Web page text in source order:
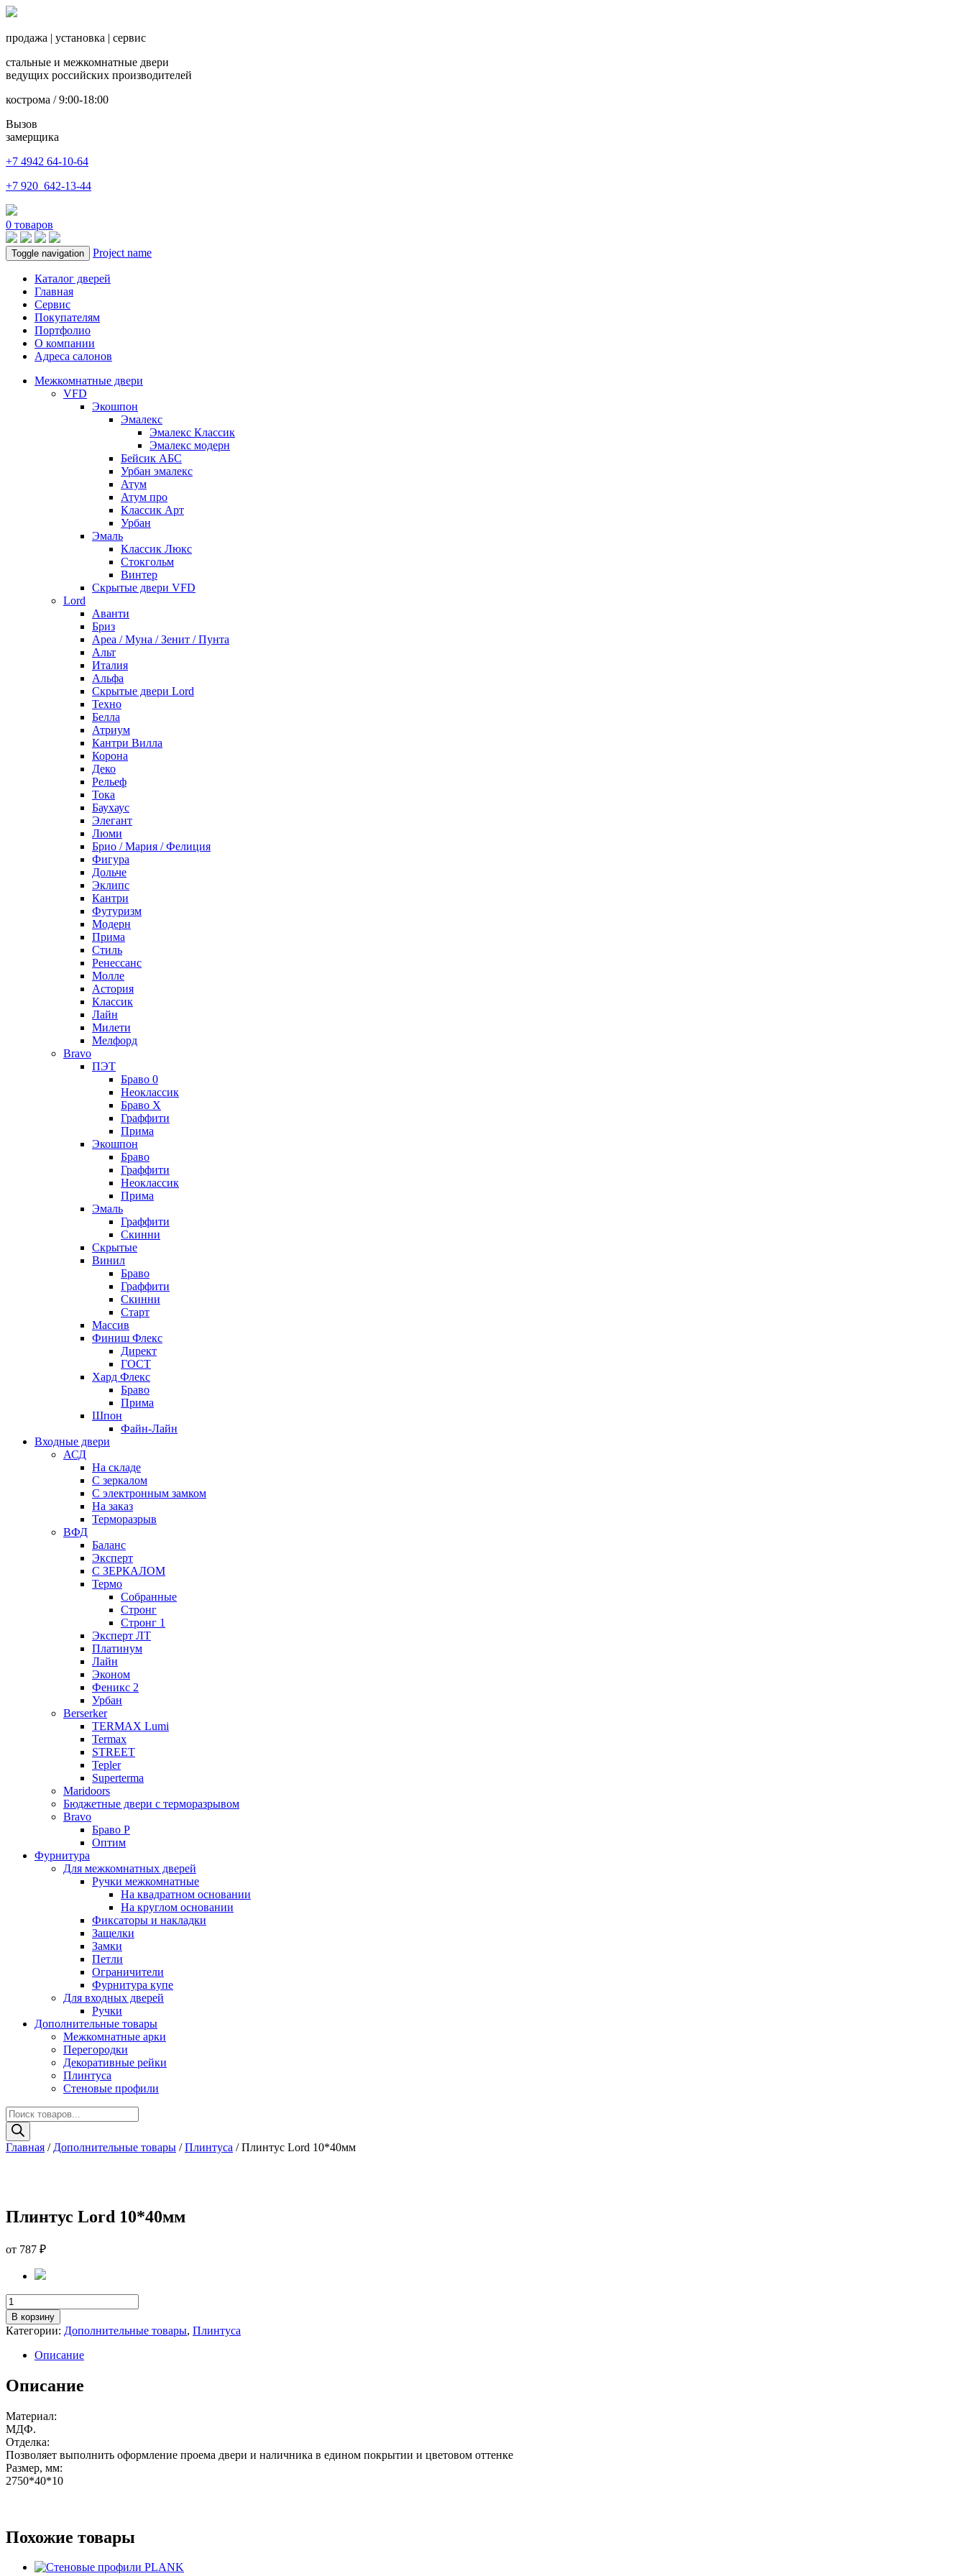
продажа | установка | сервис
стальные и межкомнатные двери
ведущих российских производителей
кострома / 9:00-18:00
Вызов
замерщика
+7 4942 64-10-64
+7 920 642-13-44
0 товаров
Toggle navigation Project name
Каталог дверей
Главная
Сервис
Покупателям
Портфолио
О компании
Адреса салонов
Межкомнатные двери
VFD
Экошпон
Эмалекс
Эмалекс Классик
Эмалекс модерн
Бейсик АБС
Урбан эмалекс
Атум
Атум про
Классик Арт
Урбан
Эмаль
Классик Люкс
Стокгольм
Винтер
Скрытые двери VFD
Lord
Аванти
Бриз
Ареа / Муна / Зенит / Пунта
Альт
Италия
Альфа
Скрытые двери Lord
Техно
Белла
Атриум
Кантри Вилла
Корона
Деко
Рельеф
Тока
Баухаус
Элегант
Люми
Брио / Мария / Фелиция
Фигура
Дольче
Эклипс
Кантри
Футуризм
Модерн
Прима
Стиль
Ренессанс
Молле
Астория
Классик
Лайн
Милети
Мелфорд
Bravo
ПЭТ
Браво 0
Неоклассик
Браво Х
Граффити
Прима
Экошпон
Браво
Граффити
Неоклассик
Прима
Эмаль
Граффити
Скинни
Скрытые
Винил
Браво
Граффити
Скинни
Старт
Массив
Финиш Флекс
Директ
ГОСТ
Хард Флекс
Браво
Прима
Шпон
Файн-Лайн
Входные двери
АСД
На складе
С зеркалом
С электронным замком
На заказ
Терморазрыв
ВФД
Баланс
Эксперт
С ЗЕРКАЛОМ
Термо
Собранные
Стронг
Стронг 1
Эксперт ЛТ
Платинум
Лайн
Эконом
Феникс 2
Урбан
Berserker
TERMAX Lumi
Termax
STREET
Tepler
Superterma
Maridoors
Бюджетные двери с терморазрывом
Bravo
Браво Р
Оптим
Фурнитура
Для межкомнатных дверей
Ручки межкомнатные
На квадратном основании
На круглом основании
Фиксаторы и накладки
Защелки
Замки
Петли
Ограничители
Фурнитура купе
Для входных дверей
Ручки
Дополнительные товары
Межкомнатные арки
Перегородки
Декоративные рейки
Плинтуса
Стеновые профили
Поиск
товаров
Главная / Дополнительные товары /Плинтуса / Плинтус Lord 10*40мм
Плинтус Lord 10*40мм
от 787 ₽
Количество
товара
Плинтус
Lord
10*40мм
В корзину
Категории: Дополнительные товары, Плинтуса
Описание
Описание
Материал:
МДФ.
Отделка:
Позволяет выполнить оформление проема двери и наличника в едином покрытии и цветовом оттенке
Размер, мм:
2750*40*10
Похожие товары